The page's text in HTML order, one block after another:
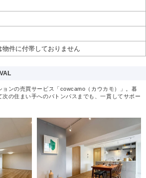
物件に付帯しておりません
ョンの売買サービス「cowcamo（カウカモ）」。暮
次の住まい手へのバトンパスまでも、一貫してサポー